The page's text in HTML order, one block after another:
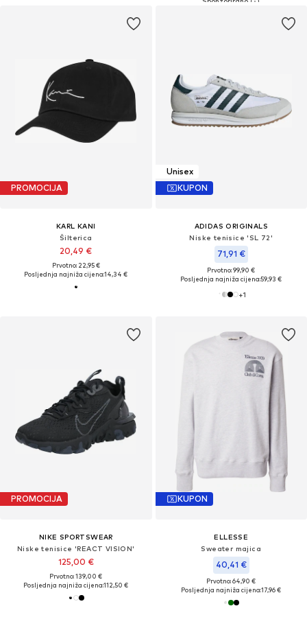
PROMOCIJA
KARL KANI
Šilterica
20,49 €
Prvotno: 22,95 €
Posljednja najniža cijena:14,34 €
Unisex
KUPON
ADIDAS ORIGINALS
Niske tenisice 'SL 72'
71,91 €
Prvotno: 99,90 €
Posljednja najniža cijena:59,93 €
+1
PROMOCIJA
NIKE SPORTSWEAR
Niske tenisice 'REACT VISION'
125,00 €
Prvotno: 139,00 €
Posljednja najniža cijena:112,50 €
KUPON
ELLESSE
Sweater majica
40,41 €
Prvotno: 64,90 €
Posljednja najniža cijena:17,96 €